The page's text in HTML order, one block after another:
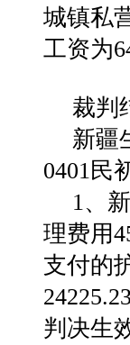
城镇私
工资为
裁判
新疆
0401民
1、
理费用
支付的
判决生